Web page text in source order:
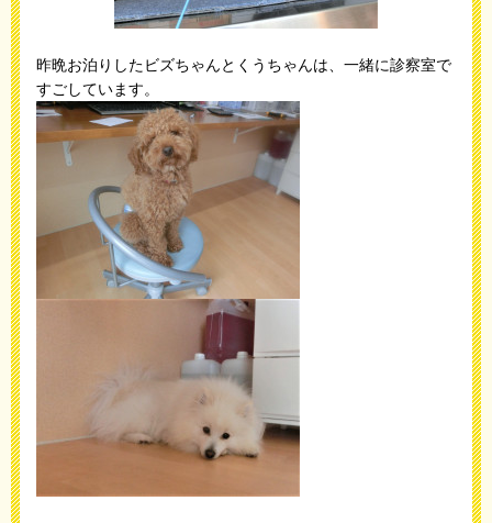
昨晩お泊りしたビズちゃんとくうちゃんは、一緒に診察室で
すごしています。